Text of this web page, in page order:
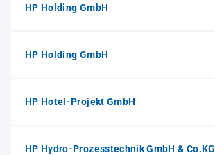
HP Holding GmbH
HP Holding GmbH
HP Hotel-Projekt GmbH
HP Hydro-Prozesstechnik GmbH & Co.KG